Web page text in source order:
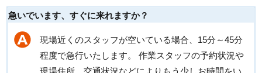
急いでいます、すぐに来れますか？
現場近くのスタッフが空いている場合、15分～45分
程度で急行いたします。 作業スタッフの予約状況や